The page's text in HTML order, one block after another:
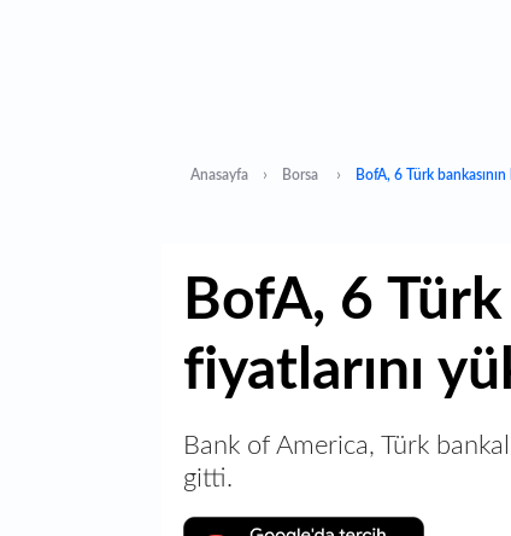
Anasayfa Borsa BofA, 6 Türk
BofA, 6
fiyatlarını
Bank of America, Türk
gitti.